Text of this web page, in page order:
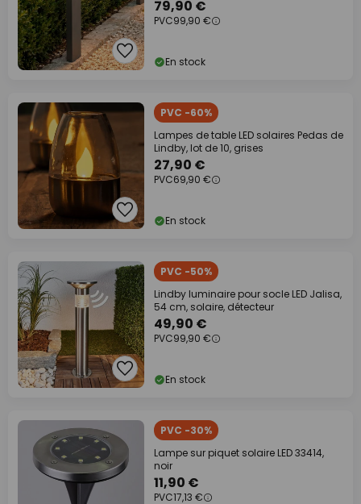
79,90 €
PVC99,90 €
En stock
PVC -60%
Lampes de table LED solaires Pedas de
Lindby, lot de 10, grises
27,90 €
PVC69,90 €
En stock
PVC -50%
Lindby luminaire pour socle LED Jalisa,
54 cm, solaire, détecteur
49,90 €
PVC99,90 €
En stock
PVC -30%
Lampe sur piquet solaire LED 33414,
noir
11,90 €
PVC17,13 €